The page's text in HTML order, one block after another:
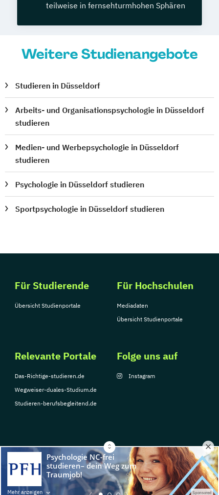
Mehr anzeigen Sponsored
teilweise in fernsehturmhohen Sphären
Weitere Studienangebote
Studieren in Düsseldorf
Arbeits- und Organisationspsychologie in Düsseldorf
studieren
Medien- und Werbepsychologie in Düsseldorf
studieren
Psychologie in Düsseldorf studieren
Sportpsychologie in Düsseldorf studieren
Für Studierende
Übersicht Studienportale
Für Hochschulen
Mediadaten
Übersicht Studienportale
Relevante Portale
Das-Richtige-studieren.de
Wegweiser-duales-Studium.de
Studieren-berufsbegleitend.de
Folge uns auf
Instagram
© Copyright 2026, TarGroup Media GmbH
Datenschutzerklärung Nutzungsbedingungen